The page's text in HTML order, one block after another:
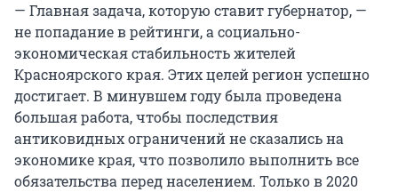
— Главная задача, которую ставит губернатор, —
не попадание в рейтинги, а социально-
экономическая стабильность жителей
Красноярского края. Этих целей регион успешно
достигает. В минувшем году была проведена
большая работа, чтобы последствия
антиковидных ограничений не сказались на
экономике края, что позволило выполнить все
обязательства перед населением. Только в 2020